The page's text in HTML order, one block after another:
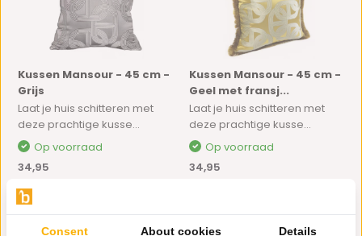
Kussen Mansour - 45 cm -
Grijs
Laat je huis schitteren met
deze prachtige kusse...
Op voorraad
34,95
Kussen Mansour - 45 cm -
Geel met fransj...
Laat je huis schitteren met
deze prachtige kusse...
Op voorraad
34,95
Consent About cookies Details